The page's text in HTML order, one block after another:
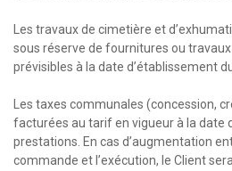
Les travaux de cimetière et
sous réserve de fournitures ou
prévisibles à la date d’établissement
Les taxes communales (concession,
facturées au tarif en vigueur à la date
prestations. En cas d’augmentation
commande et l’exécution, le Client